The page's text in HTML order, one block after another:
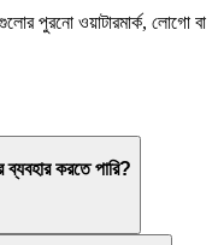
পুরনো ওয়াটারমার্ক, লোগো বা
করতে পারি?